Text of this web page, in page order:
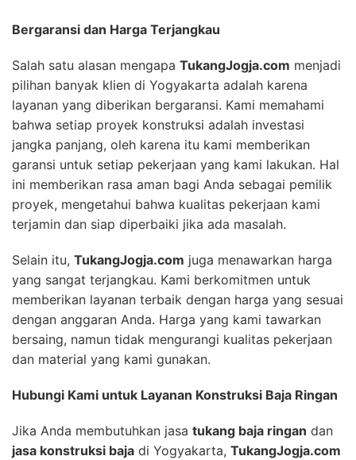
Bergaransi dan Harga Terjangkau
Salah satu alasan mengapa TukangJogja.com menjadi
pilihan banyak klien di Yogyakarta adalah karena
layanan yang diberikan bergaransi. Kami memahami
bahwa setiap proyek konstruksi adalah investasi
jangka panjang, oleh karena itu kami memberikan
garansi untuk setiap pekerjaan yang kami lakukan. Hal
ini memberikan rasa aman bagi Anda sebagai pemilik
proyek, mengetahui bahwa kualitas pekerjaan kami
terjamin dan siap diperbaiki jika ada masalah.
Selain itu, TukangJogja.com juga menawarkan harga
yang sangat terjangkau. Kami berkomitmen untuk
memberikan layanan terbaik dengan harga yang sesuai
dengan anggaran Anda. Harga yang kami tawarkan
bersaing, namun tidak mengurangi kualitas pekerjaan
dan material yang kami gunakan.
Hubungi Kami untuk Layanan Konstruksi Baja Ringan
Jika Anda membutuhkan jasa tukang baja ringan dan
jasa konstruksi baja di Yogyakarta, TukangJogja.com